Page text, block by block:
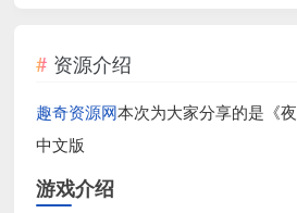
资源介绍
趣奇资源网本次为大家分享的是《
中文版
游戏介绍